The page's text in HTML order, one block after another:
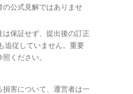
の公式見解ではありませ
保証せず、提出後の訂正
追従していません。重要
ください。
害について、運営者は一